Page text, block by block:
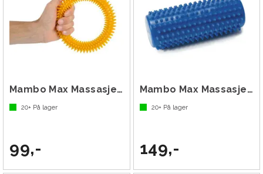
Mambo Max Massasjering
20+ På lager
99,-
Mambo Max Massasjerulle 16 cm
20+På lager
149,-